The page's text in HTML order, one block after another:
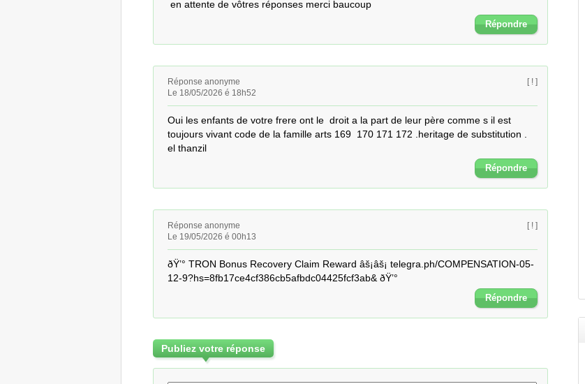
en attente de vôtres réponses merci baucoup
Répondre
Réponse anonyme
Le 18/05/2026 é 18h52
[ ! ]
Oui les enfants de votre frere ont le  droit a la part de leur père comme s il est
toujours vivant code de la famille arts 169  170 171 172 .heritage de substitution .
el thanzil
Répondre
Réponse anonyme
Le 19/05/2026 é 00h13
[ ! ]
ðŸ’° TRON Bonus Recovery Claim Reward âš¡âš¡ telegra.ph/COMPENSATION-05-
12-9?hs=8fb17ce4cf386cb5afbdc04425fcf3ab& ðŸ’°
Répondre
Publiez votre réponse